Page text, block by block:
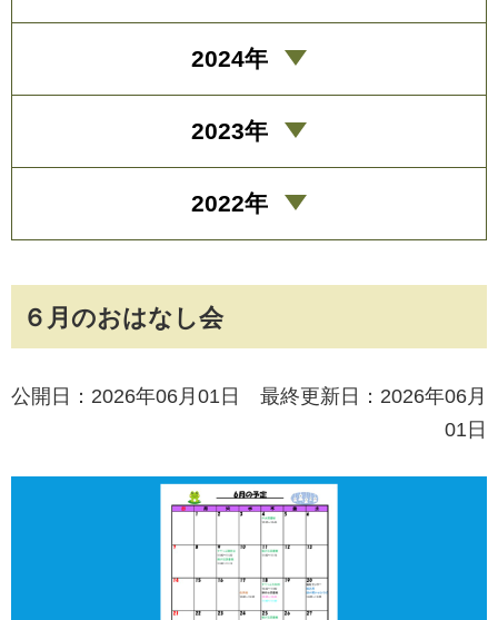
６月のおはなし会
公開日：2026年06月01日 最終更新日：2026年06月
01日
2024年
2023年
2022年